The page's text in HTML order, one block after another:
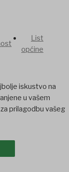
List
općine
iskustvo na
u vašem
prilagodbu vašeg